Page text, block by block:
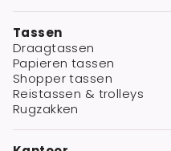
Tassen
Draagtassen
Papieren tassen
Shopper tassen
Reistassen & trolleys
Rugzakken